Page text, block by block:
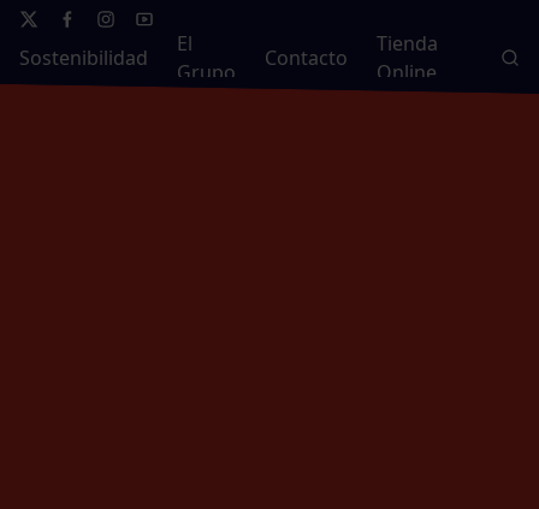
Sostenibilidad
El
Grupo
Contacto
Tienda
Online